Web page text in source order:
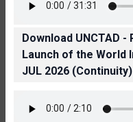
Download UNCTAD
Launch of the World
JUL 2026 (Continuity)